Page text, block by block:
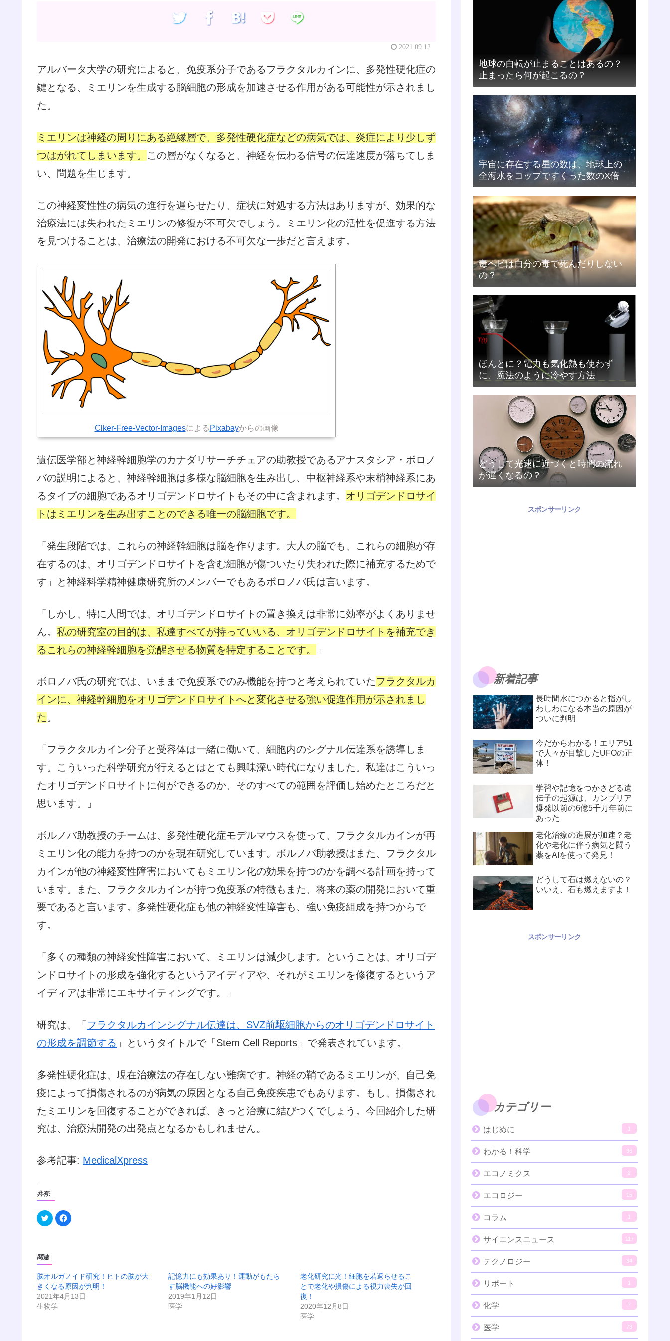
2021.09.12
アルバータ大学の研究によると、免疫系分子であるフラクタルカインに、多発性硬化症の
鍵となる、ミエリンを生成する脳細胞の形成を加速させる作用がある可能性が示されまし
た。
ミエリンは神経の周りにある絶縁層で、多発性硬化症などの病気では、炎症により少しず
つはがれてしまいます。 この層がなくなると、神経を伝わる信号の伝達速度が落ちてしま
い、問題を生じます。
この神経変性性の病気の進行を遅らせたり、症状に対処する方法はありますが、効果的な
治療法には失われたミエリンの修復が不可欠でしょう。ミエリン化の活性を促進する方法
を見つけることは、治療法の開発における不可欠な一歩だと言えます。
Clker-Free-Vector-Imagesによる Pixabayからの画像
遺伝医学部と神経幹細胞学のカナダリサーチチェアの助教授であるアナスタシア・ボロノ
バの説明によると、神経幹細胞は多様な脳細胞を生み出し、中枢神経系や末梢神経系にあ
るタイプの細胞であるオリゴデンドロサイトもその中に含まれます。 オリゴデンドロサイ
トはミエリンを生み出すことのできる唯一の脳細胞です。
「発生段階では、これらの神経幹細胞は脳を作ります。大人の脳でも、これらの細胞が存
在するのは、オリゴデンドロサイトを含む細胞が傷ついたり失われた際に補充するためで
す」と神経科学精神健康研究所のメンバーでもあるボロノバ氏は言います。
「しかし、特に人間では、オリゴデンドロサイトの置き換えは非常に効率がよくありませ
ん。 私の研究室の目的は、私達すべてが持っていいる、オリゴデンドロサイトを補充でき
るこれらの神経幹細胞を覚醒させる物質を特定することです。
」
ボロノバ氏の研究では、いままで免疫系でのみ機能を持つと考えられていたフラクタルカ
インに、神経幹細胞をオリゴデンドロサイトへと変化させる強い促進作用が示されまし
た。
「フラクタルカイン分子と受容体は一緒に働いて、細胞内のシグナル伝達系を誘導しま
す。こういった科学研究が行えるとはとても興味深い時代になりました。私達はこういっ
たオリゴデンドロサイトに何ができるのか、そのすべての範囲を評価し始めたところだと
思います。」
ボルノバ助教授のチームは、多発性硬化症モデルマウスを使って、フラクタルカインが再
ミエリン化の能力を持つのかを現在研究しています。ボルノバ助教授はまた、フラクタル
カインが他の神経変性障害においてもミエリン化の効果を持つのかを調べる計画を持って
います。また、フラクタルカインが持つ免疫系の特徴もまた、将来の薬の開発において重
要であると言います。多発性硬化症も他の神経変性障害も、強い免疫組成を持つからで
す。
「多くの種類の神経変性障害において、ミエリンは減少します。ということは、オリゴデ
ンドロサイトの形成を強化するというアイディアや、それがミエリンを修復するというア
イディアは非常にエキサイティングです。」
研究は、「 フラクタルカインシグナル伝達は、SVZ前駆細胞からのオリゴデンドロサイト
の形成を調節する 」というタイトルで「Stem Cell Reports」で発表されています。
多発性硬化症は、現在治療法の存在しない難病です。神経の鞘であるミエリンが、自己免
疫によって損傷されるのが病気の原因となる自己免疫疾患でもあります。もし、損傷され
たミエリンを回復することができれば、きっと治療に結びつくでしょう。今回紹介した研
究は、治療法開発の出発点となるかもしれません。
参考記事: MedicalXpress
共有:
ク
リ
i
t
r
で
共
有
(
F
a
有
す
る
に
は
関連
脳オルガノイド研究！ヒトの脳が大
きくなる原因が判明！
2021年4月13日
生物学
記憶力にも効果あり！運動がもたら
す脳機能への好影響
2019年1月12日
医学
老化研究に光！細胞を若返らせるこ
とで老化や損傷による視力喪失が回
復！
2020年12月8日
医学
地球の自転が止まることはあるの？
止まったら何が起こるの？
宇宙に存在する星の数は、地球上の
全海水をコップですくった数のX倍
毒ヘビは自分の毒で死んだりしない
の？
ほんとに？電力も気化熱も使わず
に、魔法のように冷やす方法
どうして光速に近づくと時間の流れ
が遅くなるの？
スポンサーリンク
新着記事
長時間水につかると指がし
わしわになる本当の原因が
ついに判明
今だからわかる！エリア51
で人々が目撃したUFOの正
体！
学習や記憶をつかさどる遺
伝子の起源は、カンブリア
爆発以前の6億5千万年前に
あった
老化治療の進展が加速？老
化や老化に伴う病気と闘う
薬をAIを使って発見！
どうして石は燃えないの？
いいえ、石も燃えますよ！
スポンサーリンク
カテゴリー
はじめに 1
わかる！科学 96
エコノミクス 2
エコロジー 15
コラム 1
サイエンスニュース 117
テクノロジー 34
リポート 1
化学 7
医学 73